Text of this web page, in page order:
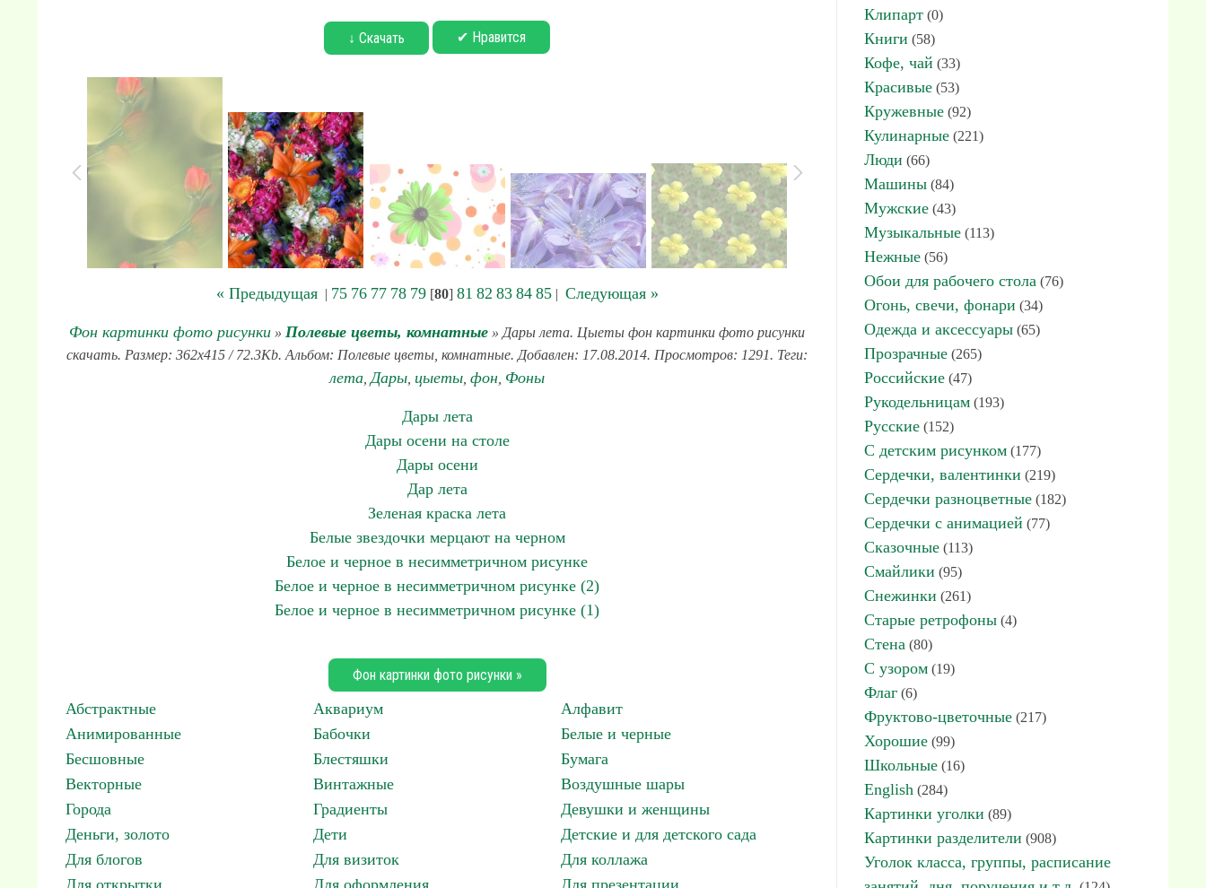
↓ Скачать ✔ Нравится
« Предыдущая| 75 76 77 78 79[80] 81 82 83 84 85| Следующая »
Фон картинки фото рисунки » Полевые цветы, комнатные » Дары лета. Цыеты фон картинки фото рисунки
скачать. Размер: 362x415 / 72.3Kb. Альбом: Полевые цветы, комнатные. Добавлен: 17.08.2014. Просмотров: 1291. Теги:
лета Дары цыеты фон Фоны
Дары лета
Дары осени на столе
Дары осени
Дар лета
Зеленая краска лета
Белые звездочки мерцают на черном
Белое и черное в несимметричном рисунке
Белое и черное в несимметричном рисунке (2)
Белое и черное в несимметричном рисунке (1)
Фон картинки фото рисунки »
Абстрактные Аквариум
Алфавит
Анимированные
Бабочки
Белые и черные
Бесшовные
Блестяшки
Бумага
Векторные
Винтажные
Воздушные шары
Города
Градиенты
Девушки и женщины
Деньги, золото
Дети
Детские и для детского сада
Для блогов
Для визиток
Для коллажа
Для открытки
Для оформления
Для презентации
Клипарт (0)
Книги (58)
Кофе, чай (33)
Красивые (53)
Кружевные (92)
Кулинарные (221)
Люди (66)
Машины (84)
Мужские (43)
Музыкальные (113)
Нежные (56)
Обои для рабочего стола (76)
Огонь, свечи, фонари (34)
Одежда и аксессуары (65)
Прозрачные (265)
Российские (47)
Рукодельницам (193)
Русские (152)
С детским рисунком (177)
Сердечки, валентинки (219)
Сердечки разноцветные (182)
Сердечки с анимацией (77)
Сказочные (113)
Смайлики (95)
Снежинки (261)
Старые ретрофоны (4)
Стена (80)
С узором (19)
Флаг (6)
Фруктово-цветочные (217)
Хорошие (99)
Школьные (16)
English (284)
Картинки уголки (89)
Картинки разделители (908)
Уголок класса, группы, расписание